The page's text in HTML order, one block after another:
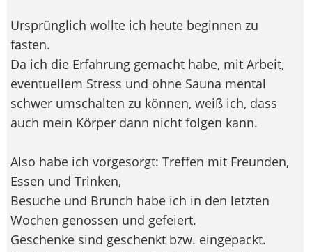
Ursprünglich wollte ich heute beginnen zu
fasten.
Da ich die Erfahrung gemacht habe, mit Arbeit,
eventuellem Stress und ohne Sauna mental
schwer umschalten zu können, weiß ich, dass
auch mein Körper dann nicht folgen kann.
Also habe ich vorgesorgt: Treffen mit Freunden,
Essen und Trinken,
Besuche und Brunch habe ich in den letzten
Wochen genossen und gefeiert.
Geschenke sind geschenkt bzw. eingepackt.